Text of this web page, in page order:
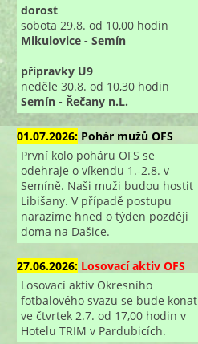
dorost
sobota 29.8. od 10,00 hodin
Mikulovice - Semín
přípravky U9
neděle 30.8. od 10,30 hodin
Semín - Řečany n.L.
01.07.2026: Pohár mužů OFS
První kolo poháru OFS se
odehraje o víkendu 1.-2.8. v
Semíně. Naši muži budou hostit
Libišany. V případě postupu
narazíme hned o týden později
doma na Dašice.
27.06.2026: Losovací aktiv OFS
Losovací aktiv Okresního
fotbalového svazu se bude konat
ve čtvrtek 2.7. od 17,00 hodin v
Hotelu TRIM v Pardubicích.